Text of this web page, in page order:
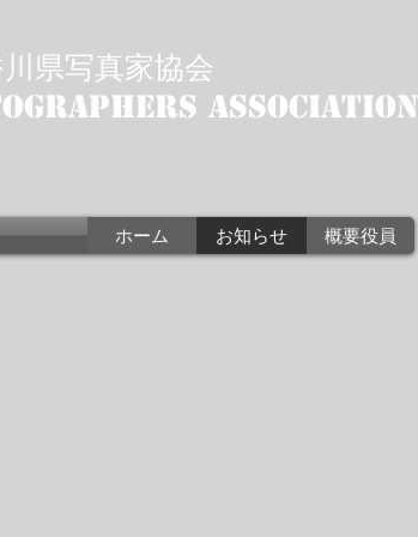
県写真家協会
association
ホーム お知らせ 概要役員